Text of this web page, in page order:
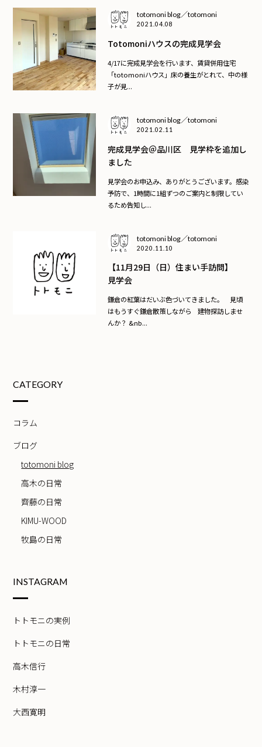
totomoni blog／totomoni
2021.04.08
Totomoniハウスの完成見学会
4/17に完成見学会を行います、賃貸併用住宅
「totomoniハウス」床の養生がとれて、中の様
子が見...
totomoni blog／totomoni
2021.02.11
完成見学会＠品川区 見学枠を追加し
ました
見学会のお申込み、ありがとうございます。感染
予防で、1時間に1組ずつのご案内と制限してい
るため告知し...
totomoni blog／totomoni
2020.11.10
【11月29日（日）住まい手訪問】
見学会
鎌倉の紅葉はだいぶ色づいてきました。 見頃
はもうすぐ鎌倉散策しながら 建物探訪しませ
んか？ &nb...
CATEGORY
コラム
ブログ
totomoni blog
高木の日常
齊藤の日常
KIMU-WOOD
牧島の日常
INSTAGRAM
トトモニの実例
トトモニの日常
高木信行
木村淳一
大西寛明